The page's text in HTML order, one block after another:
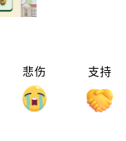
悲伤 支持